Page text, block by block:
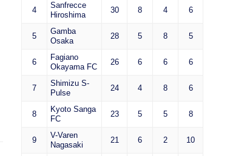
4
Sanfrecce
Hiroshima
30 8 4 6
5
Gamba
Osaka
28 5 8 5
6
Fagiano
Okayama FC
26 6 6 6
7
Shimizu S-
Pulse
24 4 8 6
8
Kyoto Sanga
FC
23 5 5 8
9
V-Varen
Nagasaki
21 6 2 10